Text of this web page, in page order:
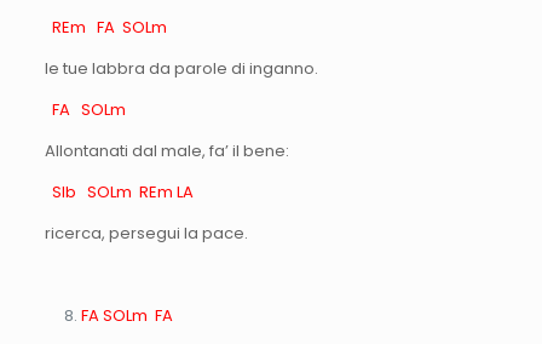
REm FA SOLm
le tue labbra da parole di inganno.
FA SOLm
Allontanati dal male, fa’ il bene:
SIb SOLm REm LA
ricerca, persegui la pace.
FA SOLm FA